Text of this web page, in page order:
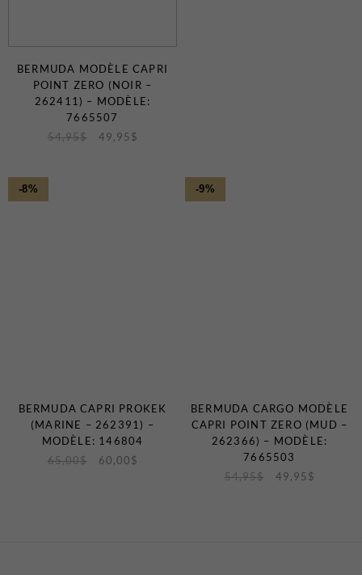
BERMUDA MODÈLE CAPRI
POINT ZERO (NOIR –
262411) – MODÈLE:
7665507
54,95$ 49,95 $
-8%
BERMUDA CAPRI PROKEK
(MARINE – 262391) –
MODÈLE: 146804
65,00$ 60,00 $
-9%
BERMUDA CARGO MODÈLE
CAPRI POINT ZERO (MUD –
262366) – MODÈLE:
7665503
54,95$ 49,95 $